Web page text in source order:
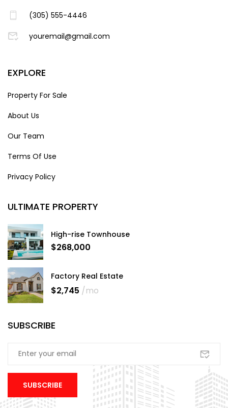
(305) 555-4446
youremail@gmail.com
EXPLORE
Property For Sale
About Us
Our Team
Terms Of Use
Privacy Policy
ULTIMATE PROPERTY
High-rise Townhouse
$268,000
Factory Real Estate
$2,745 /mo
SUBSCRIBE